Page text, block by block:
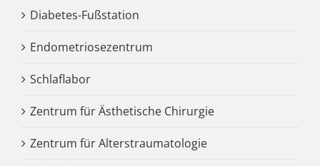
Diabetes-Fußstation
Endometriosezentrum
Schlaflabor
Zentrum für Ästhetische Chirurgie
Zentrum für Alterstraumatologie